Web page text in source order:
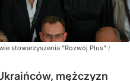
stowarzyszenia "Rozwój Plus" /
mężczyzn